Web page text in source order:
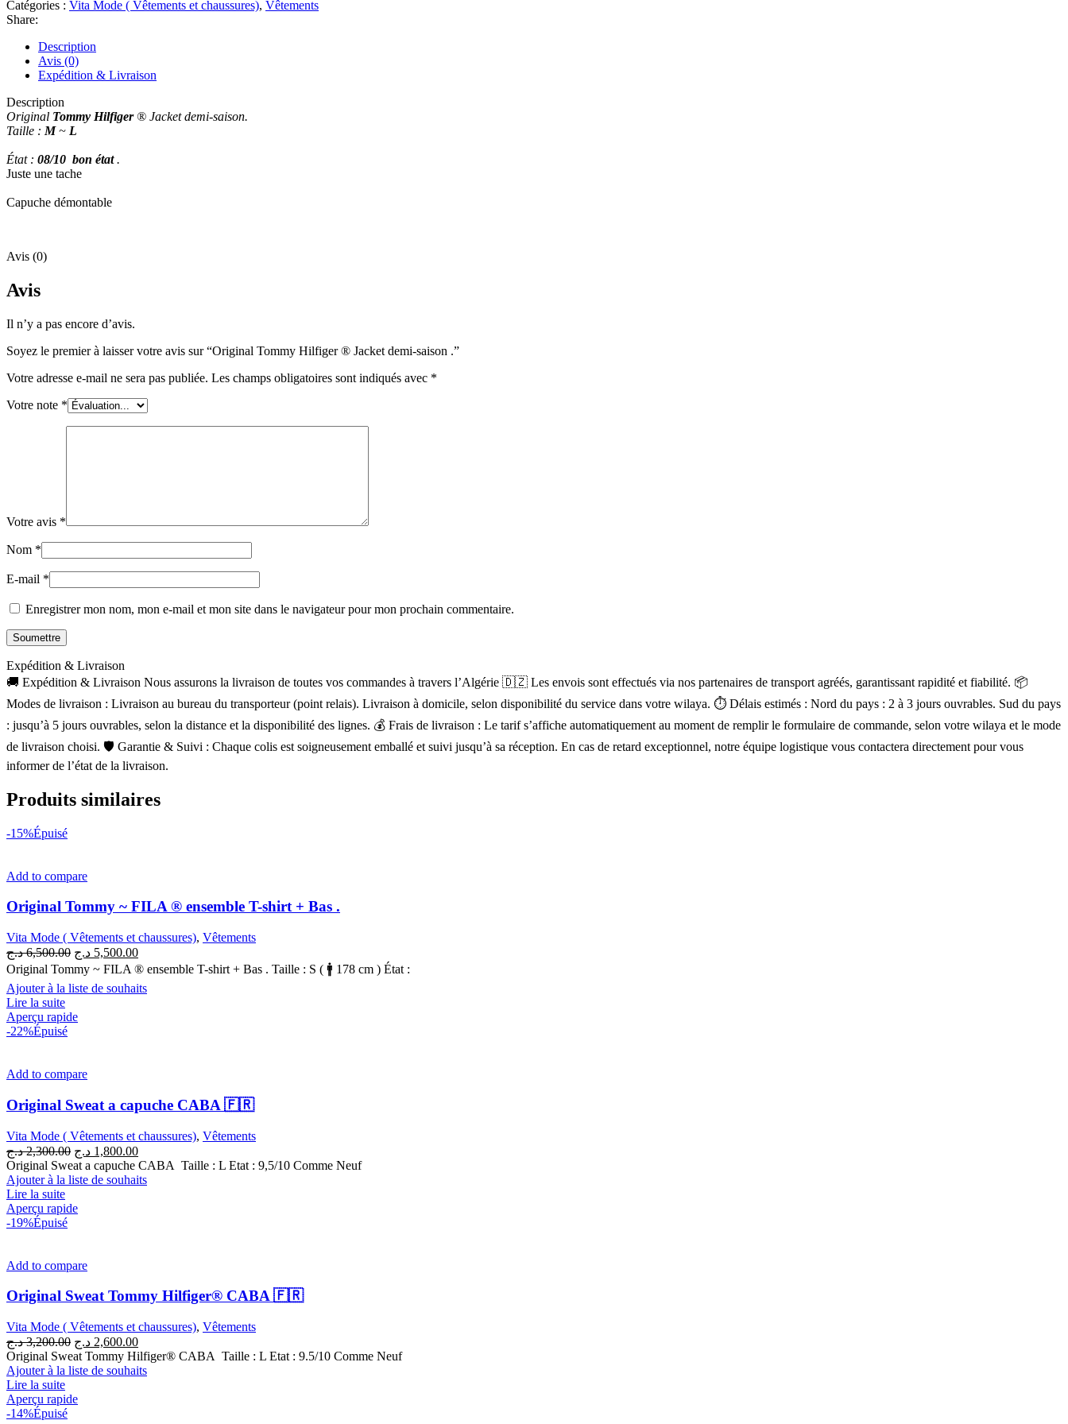
Catégories : Vita Mode ( Vêtements et chaussures), Vêtements
Share:
Description
Avis (0)
Expédition & Livraison
Description
Original Tommy Hilfiger® Jacket demi-saison.
Taille : M~ L
État : 08/10 bon état.
Juste une tache
Capuche démontable
Avis (0)
Avis
Il n’y a pas encore d’avis.
Soyez le premier à laisser votre avis sur “Original Tommy Hilfiger ® Jacket demi-saison .”
Votre adresse e-mail ne sera pas publiée. Les champs obligatoires sont indiqués avec *
Votre note *
Votre avis *
Nom *
E-mail *
Enregistrer mon nom, mon e-mail et mon site dans le navigateur pour mon prochain commentaire.
Expédition & Livraison
🚚 Expédition & Livraison Nous assurons la livraison de toutes vos commandes à travers l’Algérie 🇩🇿 Les envois sont effectués via nos partenaires de transport agréés, garantissant rapidité et fiabilité. 📦
Modes de livraison : Livraison au bureau du transporteur (point relais). Livraison à domicile, selon disponibilité du service dans votre wilaya. ⏱ Délais estimés : Nord du pays : 2 à 3 jours ouvrables. Sud du pays
: jusqu’à 5 jours ouvrables, selon la distance et la disponibilité des lignes. 💰 Frais de livraison : Le tarif s’affiche automatiquement au moment de remplir le formulaire de commande, selon votre wilaya et le mode
de livraison choisi. 🛡 Garantie & Suivi : Chaque colis est soigneusement emballé et suivi jusqu’à sa réception. En cas de retard exceptionnel, notre équipe logistique vous contactera directement pour vous
informer de l’état de la livraison.
Produits similaires
-15%Épuisé
Add to compare
Original Tommy ~ FILA ® ensemble T-shirt + Bas .
Vita Mode ( Vêtements et chaussures), Vêtements
6,500.00 د.ج
Le
prix
initial
était :
5,500.00 د.ج
Le
prix
est :
Original Tommy ~ FILA ® ensemble T-shirt + Bas . Taille : S ( 🚹 178 cm ) État :
Ajouter à la liste de souhaits
Lire la suite
Aperçu rapide
-22%Épuisé
Add to compare
Original Sweat a capuche CABA 🇫🇷
Vita Mode ( Vêtements et chaussures), Vêtements
2,300.00 د.ج
Le
prix
initial
1,800.00 د.ج
Le
prix
actuel
Original Sweat a capuche CABA Taille : L Etat : 9,5/10 Comme Neuf
Ajouter à la liste de souhaits
Lire la suite
Aperçu rapide
-19%Épuisé
Add to compare
Original Sweat Tommy Hilfiger® CABA 🇫🇷
Vita Mode ( Vêtements et chaussures), Vêtements
3,200.00 د.ج
Le
prix
initial
2,600.00 د.ج
Le
prix
actuel
Original Sweat Tommy Hilfiger® CABA Taille : L Etat : 9.5/10 Comme Neuf
Ajouter à la liste de souhaits
Lire la suite
Aperçu rapide
-14%Épuisé